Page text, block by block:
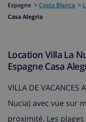
Espagne > Costa Blanca >
Casa Alegria
Location Villa La
Espagne Casa
VILLA DE VACANCES
Nucia) avec vue sur
proximité. Les